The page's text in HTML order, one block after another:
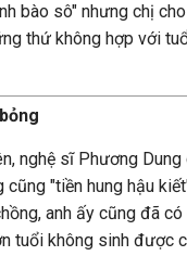
bào sô" nhưng chị
thứ không hợp với
nghệ sĩ Phương
cũng "tiền hung hậu
anh ấy cũng đã
tuổi không sinh được